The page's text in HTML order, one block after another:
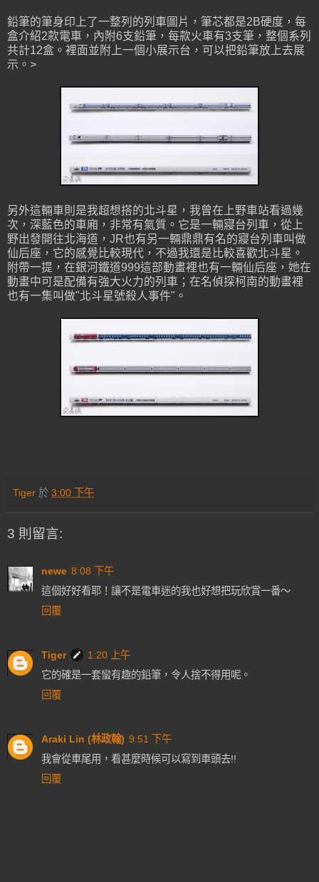
鉛筆的筆身印上了一整列的列車圖片，筆芯都是2B硬度，每
盒介紹2款電車，內附6支鉛筆，每款火車有3支筆，整個系列
共計12盒。裡面並附上一個小展示台，可以把鉛筆放上去展
示。>
另外這輛車則是我超想搭的北斗星，我曾在上野車站看過幾
次，深藍色的車廂，非常有氣質。它是一輛寢台列車，從上
野出發開往北海道，JR也有另一輛鼎鼎有名的寢台列車叫做
仙后座，它的感覺比較現代，不過我還是比較喜歡北斗星。
附帶一提，在銀河鐵道999這部動畫裡也有一輛仙后座，她在
動畫中可是配備有強大火力的列車；在名偵探柯南的動畫裡
也有一集叫做"北斗星號殺人事件"。
Tiger 於 3:00 下午
3 則留言:
newe 8:08 下午
這個好好看耶！讓不是電車迷的我也好想把玩欣賞一番～
回覆
Tiger
1:20 上午
它的確是一套蠻有趣的鉛筆，令人捨不得用呢。
回覆
Araki Lin (林政翰) 9:51 下午
我會從車尾用，看甚麼時候可以寫到車頭去!!
回覆